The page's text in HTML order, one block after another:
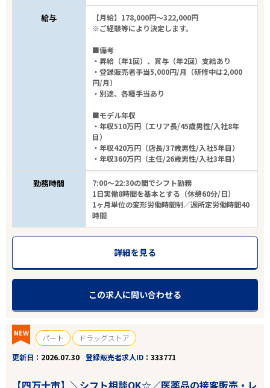
給与
【月給】178,000円～322,000円
※ご経験等により決定します。
■備考
・昇給（年1回）、賞与（年2回）支給あり
・登録販売者手当5,000円/月（研修中は2,000
円/月）
・別途、各種手当あり
■モデル年収
・年収510万円（エリア長/45歳男性/入社8年
目）
・年収420万円（店長/37歳男性/入社5年目）
・年収360万円（主任/26歳男性/入社3年目）
勤務時間
7:00～22:30の間でシフト勤務
1日実働8時間を基本とする（休憩60分/日）
1ヶ月単位の変形労働時間制／週所定労働時間40
時間
詳細を見る
この求人に問い合わせる
NEW パート
ドラッグストア
更新日
2026.07.30 登録販売者求人ID 333771
【四万十市】＼シフト相談OK☆／医薬品の接客販売・レ